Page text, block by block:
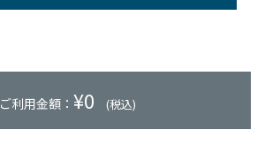
ご利用金額： ¥0 (税込)